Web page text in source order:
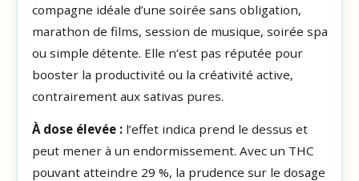
compagne idéale d’une soirée sans obligation,
marathon de films, session de musique, soirée spa
ou simple détente. Elle n’est pas réputée pour
booster la productivité ou la créativité active,
contrairement aux sativas pures.
À dose élevée :l’effet indica prend le dessus et
peut mener à un endormissement. Avec un THC
pouvant atteindre 29 %, la prudence sur le dosage